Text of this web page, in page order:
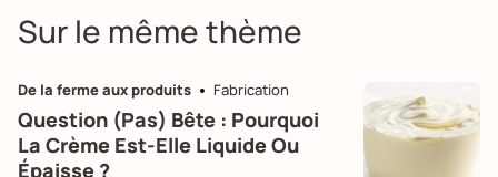
Sur le même thème
De la ferme aux produits Fabrication
Question (pas) Bête : Pourquoi
La Crème Est-Elle Liquide Ou
Épaisse ?